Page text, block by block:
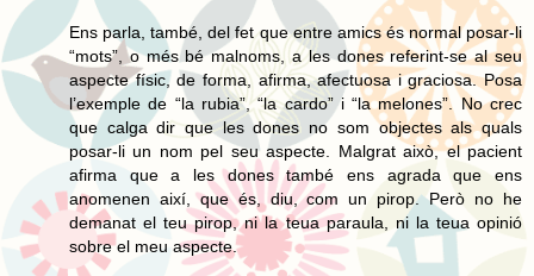
Ens parla, també, del fet que entre amics és normal posar-li
“mots”, o més bé malnoms, a les dones referint-se al seu
aspecte físic, de forma, afirma, afectuosa i graciosa. Posa
l’exemple de “la rubia”, “la cardo” i “la melones”. No crec
que calga dir que les dones no som objectes als quals
posar-li un nom pel seu aspecte. Malgrat això, el pacient
afirma que a les dones també ens agrada que ens
anomenen així, que és, diu, com un pirop. Però no he
demanat el teu pirop, ni la teua paraula, ni la teua opinió
sobre el meu aspecte.